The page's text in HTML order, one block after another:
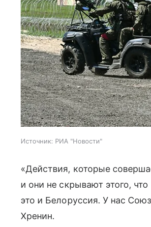
Источник: РИА "Новости"
«Действия, которые
и они не скрывают этого,
это и Белоруссия. У нас
Хренин.